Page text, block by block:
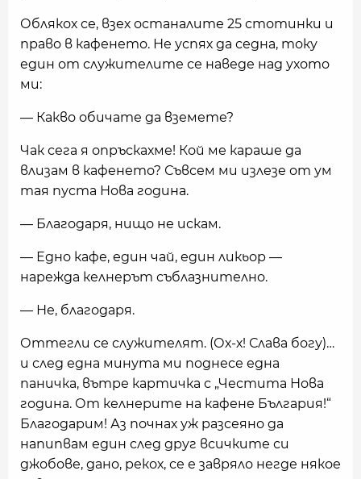
Облякох се, взех останалите 25 стотинки и
право в кафенето. Не успях да седна, току
един от служителите се наведе над ухото
ми:
— Какво обичате да вземете?
Чак сега я опръскахме! Кой ме караше да
влизам в кафенето? Съвсем ми излезе от ум
тая пуста Нова година.
— Благодаря, нищо не искам.
— Едно кафе, един чай, един ликьор —
нарежда келнерът съблазнително.
— Не, благодаря.
Оттегли се служителят. (Ох-х! Слава богу)…
и след една минута ми поднесе една
паничка, вътре картичка с „Честита Нова
година. От келнерите на кафене България!“
Благодарим! Аз почнах уж разсеяно да
напипвам един след друг всичките си
джобове, дано, рекох, се е завряло негде някое